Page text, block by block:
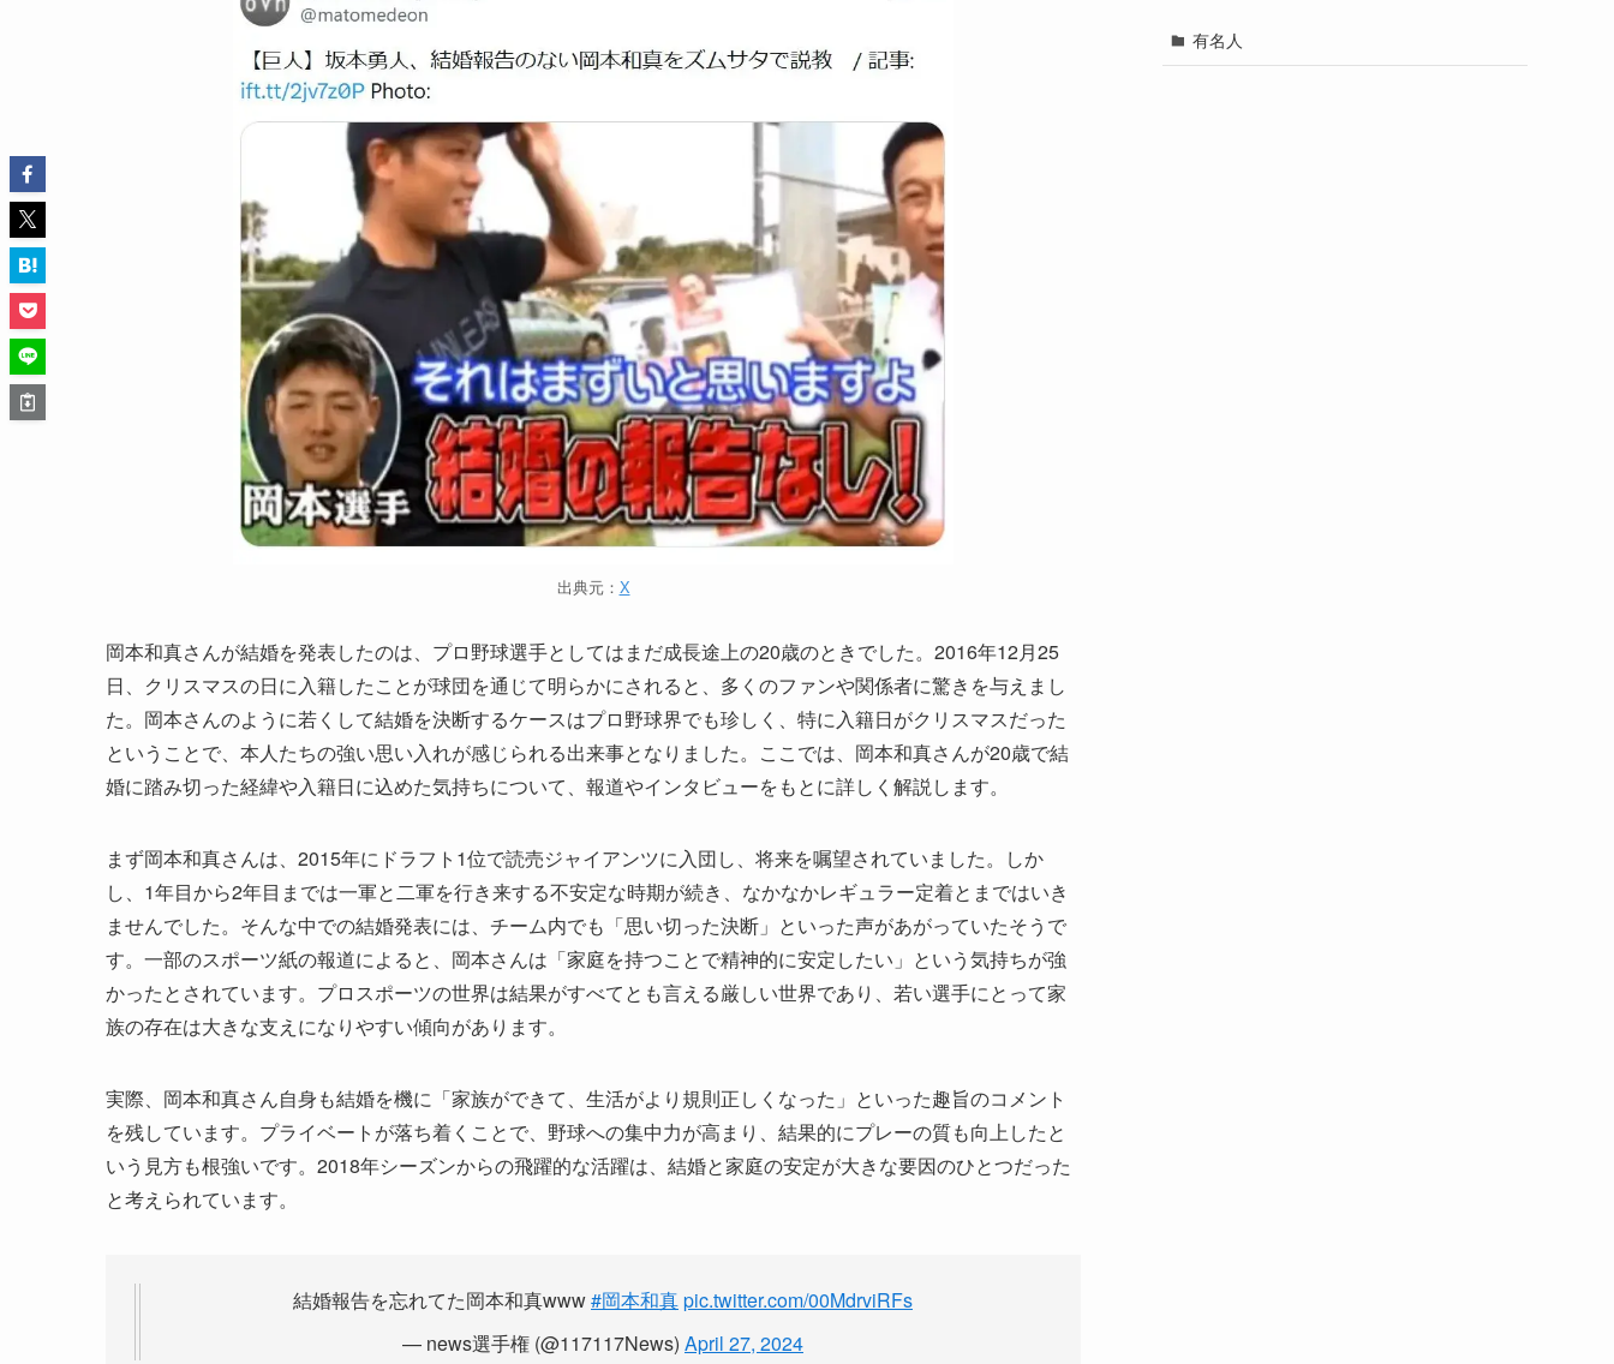
出典元： X
岡本和真さんが結婚を発表したのは、プロ野球選手としてはまだ成長途上の20歳のときでした。2016年12月25
日、クリスマスの日に入籍したことが球団を通じて明らかにされると、多くのファンや関係者に驚きを与えまし
た。岡本さんのように若くして結婚を決断するケースはプロ野球界でも珍しく、特に入籍日がクリスマスだった
ということで、本人たちの強い思い入れが感じられる出来事となりました。ここでは、岡本和真さんが20歳で結
婚に踏み切った経緯や入籍日に込めた気持ちについて、報道やインタビューをもとに詳しく解説します。
まず岡本和真さんは、2015年にドラフト1位で読売ジャイアンツに入団し、将来を嘱望されていました。しか
し、1年目から2年目までは一軍と二軍を行き来する不安定な時期が続き、なかなかレギュラー定着とまではいき
ませんでした。そんな中での結婚発表には、チーム内でも「思い切った決断」といった声があがっていたそうで
す。一部のスポーツ紙の報道によると、岡本さんは「家庭を持つことで精神的に安定したい」という気持ちが強
かったとされています。プロスポーツの世界は結果がすべてとも言える厳しい世界であり、若い選手にとって家
族の存在は大きな支えになりやすい傾向があります。
実際、岡本和真さん自身も結婚を機に「家族ができて、生活がより規則正しくなった」といった趣旨のコメント
を残しています。プライベートが落ち着くことで、野球への集中力が高まり、結果的にプレーの質も向上したと
いう見方も根強いです。2018年シーズンからの飛躍的な活躍は、結婚と家庭の安定が大きな要因のひとつだった
と考えられています。
結婚報告を忘れてた岡本和真www#岡本和真pic.twitter.com/00MdrviRFs
— news選手権 (@117117News) April 27, 2024
有名人